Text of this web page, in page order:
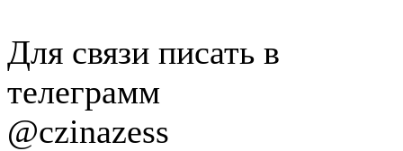
Для связи писать в
телеграмм
@czinazess